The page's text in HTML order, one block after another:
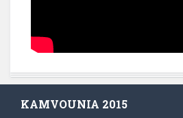
KAMVOUNIA 2015